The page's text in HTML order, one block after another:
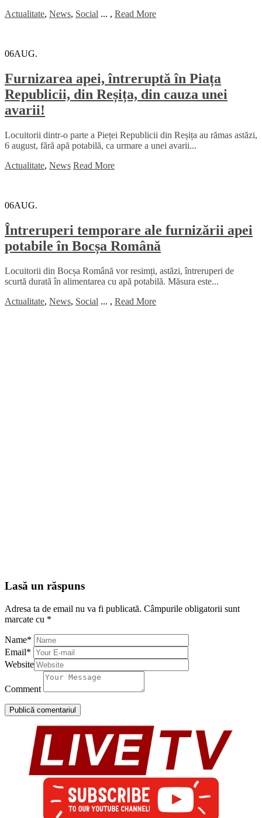
Actualitate, News, Social ... , Read More
06AUG.
Furnizarea apei, întreruptă în Piața
Republicii, din Reșița, din cauza unei
avarii!
Locuitorii dintr-o parte a Pieței Republicii din Reșița au rămas astăzi,
6 august, fără apă potabilă, ca urmare a unei avarii...
Actualitate, News Read More
06AUG.
Întreruperi temporare ale furnizării apei
potabile în Bocșa Română
Locuitorii din Bocșa Română vor resimți, astăzi, întreruperi de
scurtă durată în alimentarea cu apă potabilă. Măsura este...
Actualitate, News, Social ... , Read More
Lasă un răspuns
Adresa ta de email nu va fi publicată. Câmpurile obligatorii sunt
marcate cu *
Name*
Email*
Website
Comment